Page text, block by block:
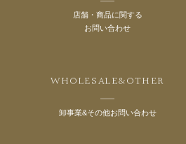
店舗・商品に関する
お問い合わせ
WHOLESALE&OTHER
卸事業&その他お問い合わせ